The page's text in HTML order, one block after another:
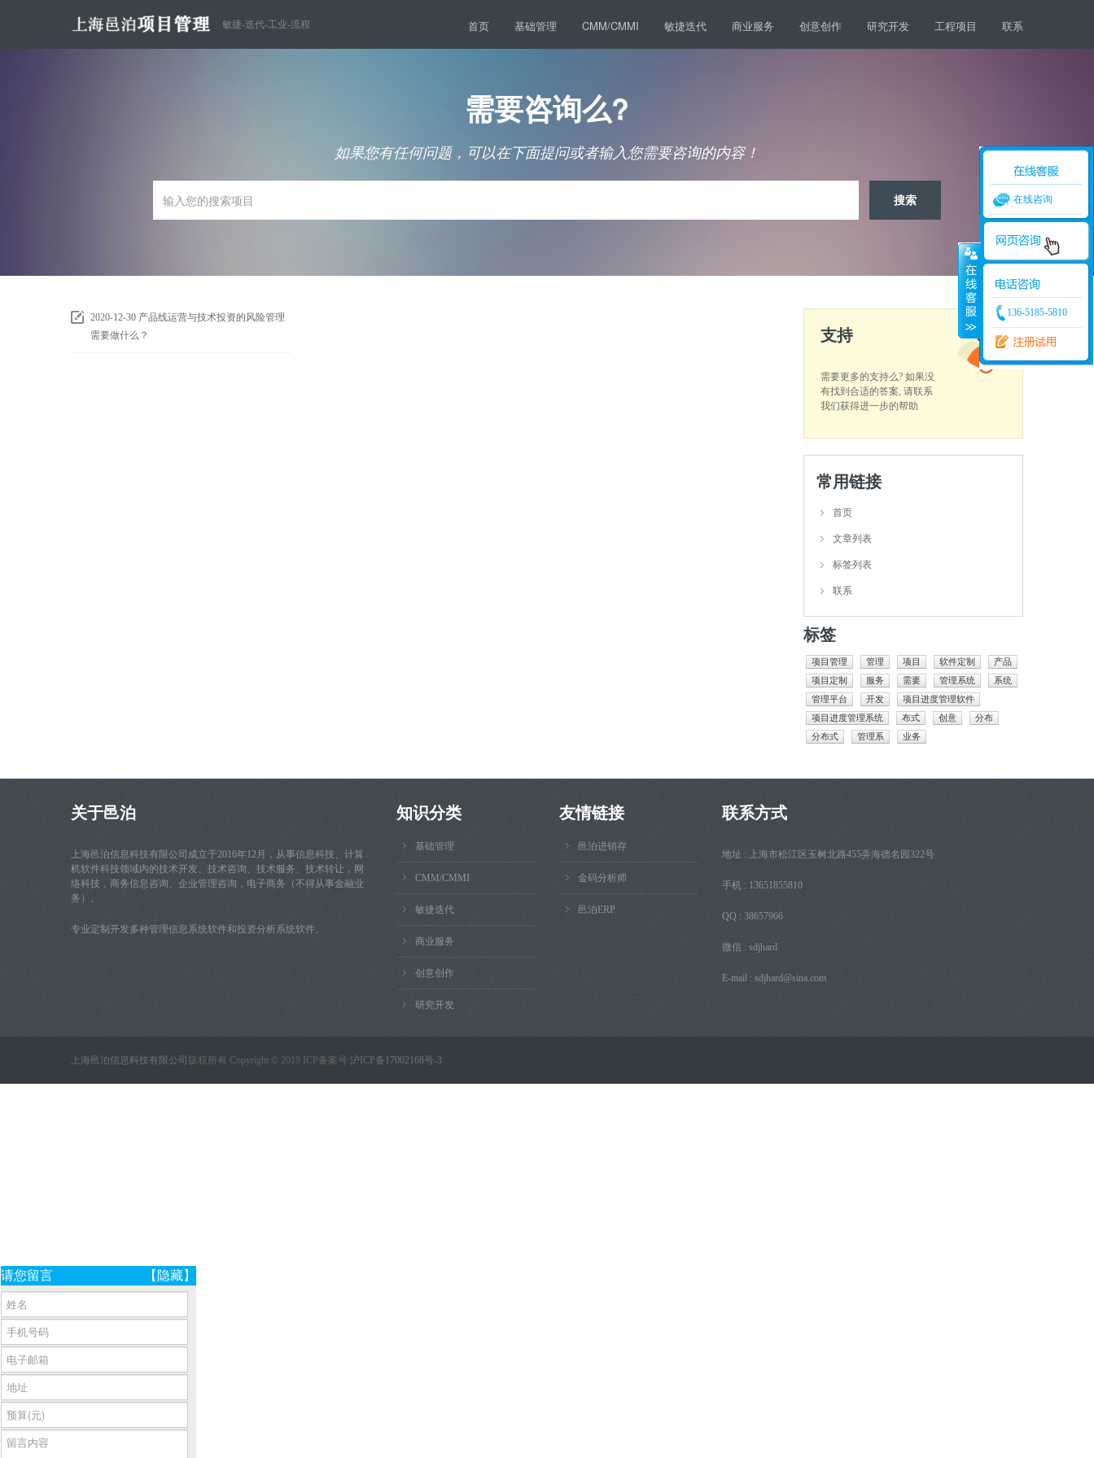
敏捷-迭代-工业-流程 首页 基础管理 CMM/CMMI 敏捷迭代 商业服务 创意创作 研究开发 工程项目 联系
需要咨询么?
如果您有任何问题，可以在下面提问或者输入您需要咨询的内容！
2020-12-30 产品线运营与技术投资的风险管理
需要做什么？
支持
需要更多的支持么? 如果没
有找到合适的答案, 请联系
我们获得进一步的帮助
常用链接
首页
文章列表
标签列表
联系
标签
项目管理 管理 项目 软件定制
产品
项目定制
服务 需要 管理系统
系统
管理平台
开发
项目进度管理软件
项目进度管理系统
布式 创意
分布
分布式
管理系 业务
关于邑泊
上海邑泊信息科技有限公司成立于2016年12月，从事信息科技、计算
机软件科技领域内的技术开发、技术咨询、技术服务、技术转让，网
络科技，商务信息咨询、企业管理咨询，电子商务（不得从事金融业
务）。
专业定制开发多种管理信息系统软件和投资分析系统软件。
知识分类
基础管理
CMM/CMMI
敏捷迭代
商业服务
创意创作
研究开发
友情链接
邑泊进销存
金码分析师
邑泊ERP
联系方式
地址 : 上海市松江区玉树北路455弄海德名园322号
手机 : 13651855810
QQ : 38657966
微信 : sdjhard
E-mail : sdjhard@sina.com
上海邑泊信息科技有限公司 版权所有 Copyright © 2019 ICP备案号:沪ICP备17002168号-3
在线咨询
136-5185-5810
请您留言 【隐藏】